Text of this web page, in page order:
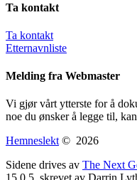
Ta kontakt
Ta kontakt
Etternavnliste
Melding fra Webmaster
Vi gjør vårt ytterste for å
noe du ønsker å legge til,
Hemneslekt© 2026
Sidene drives av The Next